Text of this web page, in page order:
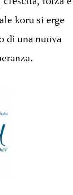
koru si erge
di una nuova